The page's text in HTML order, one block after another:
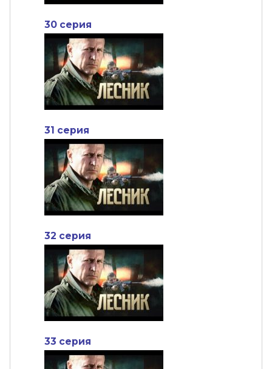
30 серия
31 серия
32 серия
33 серия